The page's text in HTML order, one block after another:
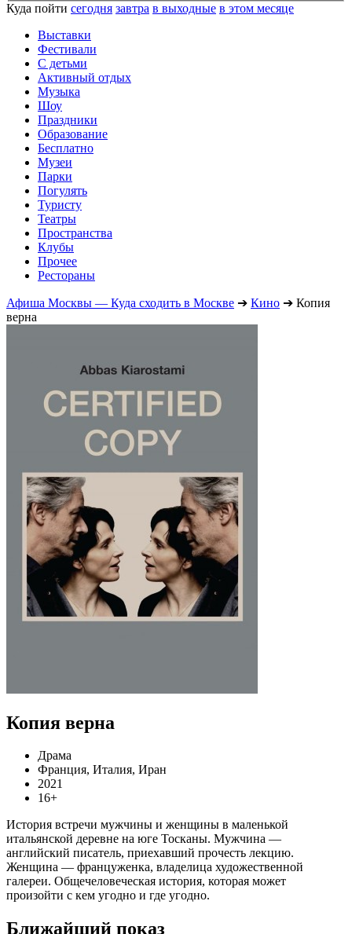
Куда пойти сегодня завтра в выходные в этом месяце
Выставки
Фестивали
С детьми
Активный отдых
Музыка
Шоу
Праздники
Образование
Бесплатно
Музеи
Парки
Погулять
Туристу
Театры
Пространства
Клубы
Прочее
Рестораны
Афиша Москвы — Куда сходить в Москве ➔ Кино ➔ Копия
верна
Копия верна
Драма
Франция, Италия, Иран
2021
16+
История встречи мужчины и женщины в маленькой
итальянской деревне на юге Тосканы. Мужчина —
английский писатель, приехавший прочесть лекцию.
Женщина — француженка, владелица художественной
галереи. Общечеловеческая история, которая может
произойти с кем угодно и где угодно.
Ближайший показ